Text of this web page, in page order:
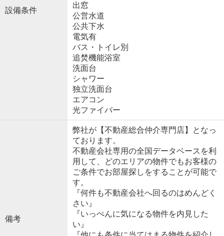
設備条件
出窓
公営水道
公共下水
電気有
バス・トイレ別
追焚機能浴室
洗面台
シャワー
独立洗面台
エアコン
光ファイバー
備考
弊社が【不動産総合仲介専門店】となっ
ております。
不動産会社専用の全国データベースを利
用して、どのエリアの物件でもお客様の
ご条件でお部屋探しをすることが可能で
す。
『何件も不動産会社へ回るのはめんどく
さい』
『いっぺんに気になる物件を内見した
い』